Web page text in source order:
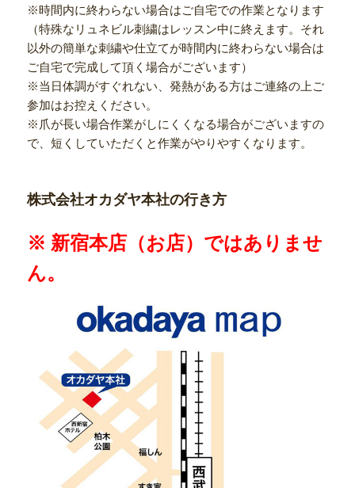
※時間内に終わらない場合はご自宅での作業となります
（特殊なリュネビル刺繍はレッスン中に終えます。それ
以外の簡単な刺繍や仕立てが時間内に終わらない場合は
ご自宅で完成して頂く場合がございます）
※当日体調がすぐれない、発熱がある方はご連絡の上ご
参加はお控えください。
※爪が長い場合作業がしにくくなる場合がございますの
で、短くしていただくと作業がやりやすくなります。
株式会社オカダヤ本社の行き方
※ 新宿本店（お店）ではありませ
ん。